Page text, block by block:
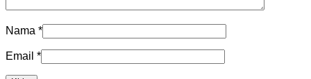
Nama *
Email *